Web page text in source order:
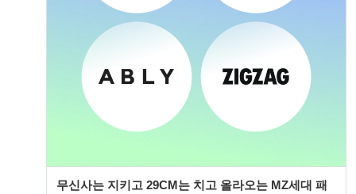
무신사는 지키고 29CM는 치고 올라오는 MZ세대 패